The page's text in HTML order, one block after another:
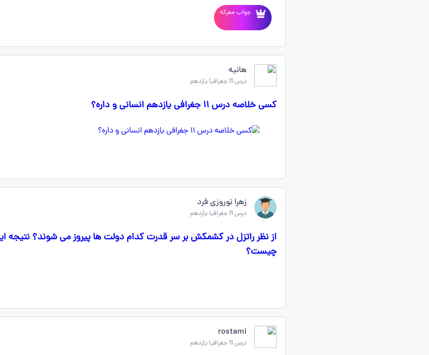
جواب معرکه
هانیه
درس 11 جغرافیا یازدهم
کسی خلاصه درس ۱۱ جغرافی يازدهم انسانی و داره؟
زهرا نوروزی فرد
درس 11 جغرافیا یازدهم
از نظر راتزل در کشمکش بر سر قدرت کدام دولت ها پیروز می شوند؟
چیست؟
rostami
درس 11 جغرافیا یازدهم